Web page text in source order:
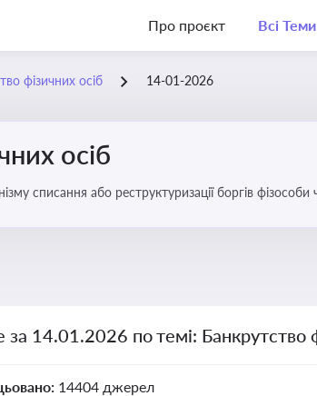
Про проєкт Всі Теми
фізичних осіб 14-01-2026
осіб
списання або реструктуризації боргів
за 14.01.2026 по темі: Банкрутство
14404 джерел